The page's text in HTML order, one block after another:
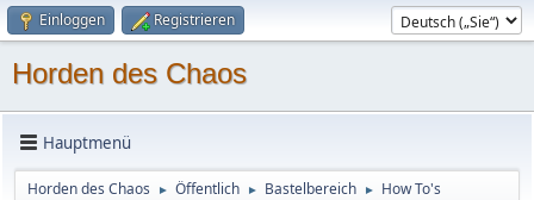
Einloggen Registrieren
Horden des Chaos
Hauptmenü
Horden des Chaos ► Öffentlich ► Bastelbereich ► How To's